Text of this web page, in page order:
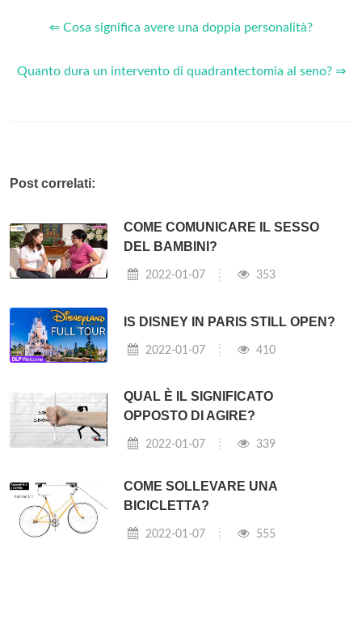
⇐ Cosa significa avere una doppia personalità?
Quanto dura un intervento di quadrantectomia al seno? ⇒
Post correlati:
COME COMUNICARE IL SESSO
DEL BAMBINI?
2022-01-07 353
IS DISNEY IN PARIS STILL OPEN?
2022-01-07 410
QUAL È IL SIGNIFICATO
OPPOSTO DI AGIRE?
2022-01-07 339
COME SOLLEVARE UNA
BICICLETTA?
2022-01-07 555